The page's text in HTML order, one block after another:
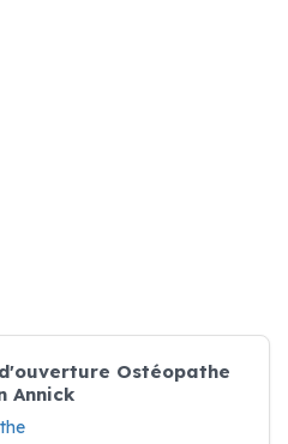
Ostéopathe
Annick